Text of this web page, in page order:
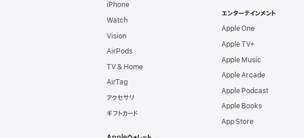
iPhone
Watch
Vision
AirPods
TV & Home
AirTag
アクセサリ
ギフトカード
エンターテインメント
Apple One
Apple TV+
Apple Music
Apple Arcade
Apple Podcast
Apple Books
App Store